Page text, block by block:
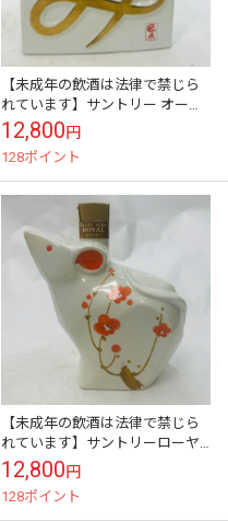
【未成年の飲酒は法律で禁じら
れています】サントリー オール
ド 巳年リモージュ箱なし
700ml43度
12,800円
128ポイント
【未成年の飲酒は法律で禁じら
れています】サントリーローヤ
ル子歳ボトル600ml43度
12,800円
128ポイント